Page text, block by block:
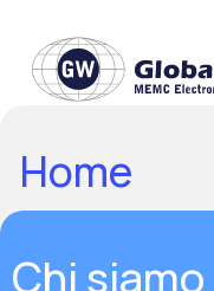
Home
Chi siamo